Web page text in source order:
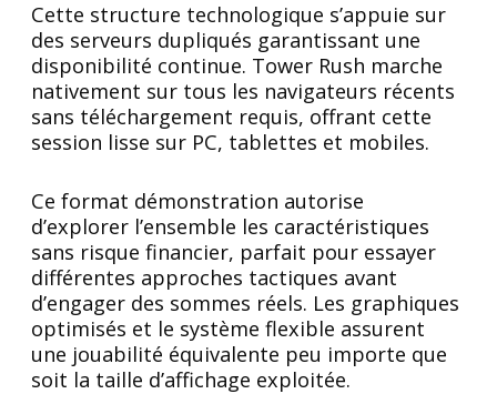
Cette structure technologique s’appuie sur
des serveurs dupliqués garantissant une
disponibilité continue. Tower Rush marche
nativement sur tous les navigateurs récents
sans téléchargement requis, offrant cette
session lisse sur PC, tablettes et mobiles.
Ce format démonstration autorise
d’explorer l’ensemble les caractéristiques
sans risque financier, parfait pour essayer
différentes approches tactiques avant
d’engager des sommes réels. Les graphiques
optimisés et le système flexible assurent
une jouabilité équivalente peu importe que
soit la taille d’affichage exploitée.